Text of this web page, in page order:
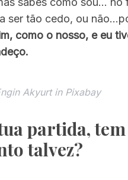
ser tão cedo, ou
como o nosso, e eu
Akyurt in Pixabay
partida,
talvez?